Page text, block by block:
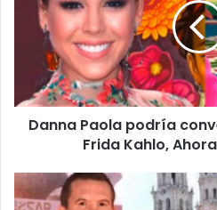
convertirse
Nuevo”
Frida
Kahlo,
Ahora
Danna Paola podría
Frida Kahlo,
#Michoacán
El